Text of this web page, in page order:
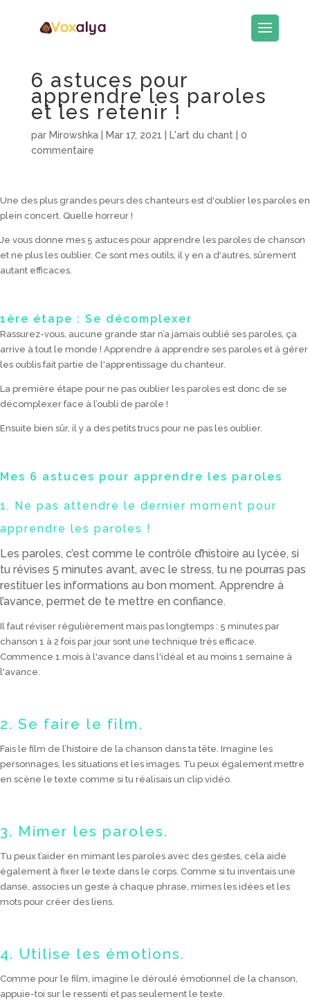
6 astuces pour
apprendre les paroles
et les retenir !
par Mirowshka| Mar 17, 2021 L'art du chant
0
commentaire
Une des plus grandes peurs des chanteurs est d'oublier les paroles en
plein concert. Quelle horreur !
Je vous donne mes 5 astuces pour apprendre les paroles de chanson
et ne plus les oublier. Ce sont mes outils, il y en a d'autres, sûrement
autant efficaces.
1ère étape : Se décomplexer
Rassurez-vous, aucune grande star n’a jamais oublié ses paroles, ça
arrive à tout le monde ! Apprendre à apprendre ses paroles et à gérer
les oublis fait partie de l'apprentissage du chanteur.
La première étape pour ne pas oublier les paroles est donc de se
décomplexer face à l’oubli de parole !
Ensuite bien sûr, il y a des petits trucs pour ne pas les oublier.
Mes 6 astuces pour apprendre les paroles
1. Ne pas attendre le dernier moment pour
apprendre les paroles !
Les paroles, c’est comme le contrôle d’histoire au lycée, si
tu révises 5 minutes avant, avec le stress, tu ne pourras pas
restituer les informations au bon moment. Apprendre à
l’avance, permet de te mettre en confiance.
Il faut réviser régulièrement mais pas longtemps : 5 minutes par
chanson 1 à 2 fois par jour sont une technique très efficace.
Commence 1 mois à l'avance dans l'idéal et au moins 1 semaine à
l'avance.
2. Se faire le film.
Fais le film de l’histoire de la chanson dans ta tête. Imagine les
personnages, les situations et les images. Tu peux également mettre
en scène le texte comme si tu réalisais un clip vidéo.
3. Mimer les paroles.
Tu peux t’aider en mimant les paroles avec des gestes, cela aide
également à fixer le texte dans le corps. Comme si tu inventais une
danse, associes un geste à chaque phrase, mimes les idées et les
mots pour créer des liens.
4. Utilise les émotions.
Comme pour le film, imagine le déroulé émotionnel de la chanson,
appuie-toi sur le ressenti et pas seulement le texte.